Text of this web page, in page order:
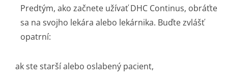
Predtým, ako začnete užívať DHC Continus, obráťte
sa na svojho lekára alebo lekárnika. Buďte zvlášť
opatrní:
ak ste starší alebo oslabený pacient,